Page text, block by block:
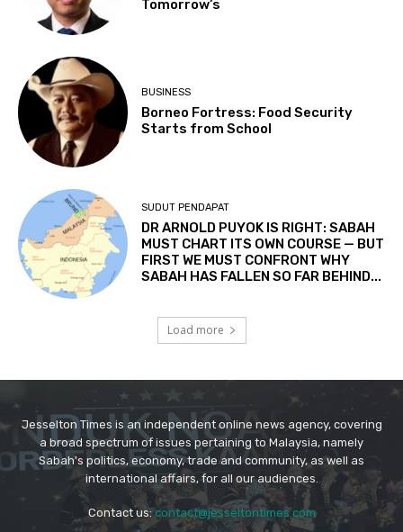
Jesselton Times is an independent online news agency, covering
a broad spectrum of issues pertaining to Malaysia, namely
Sabah's politics, economy, trade and community, as well as
international affairs, for all our audiences.
Contact us:contact@jesseltontimes.com